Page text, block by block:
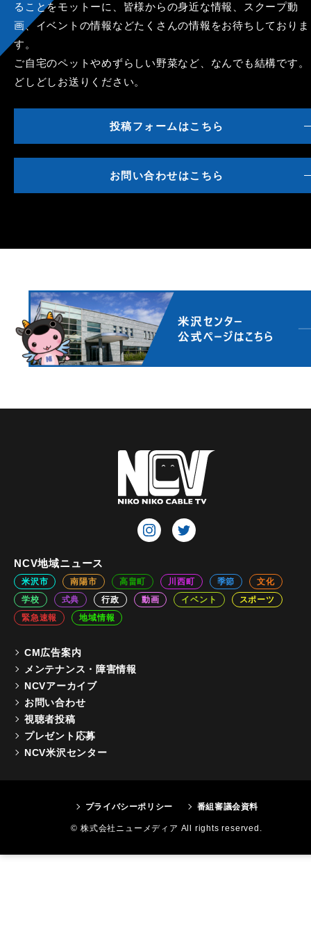
ることをモットーに、皆様からの身近な情報、スクープ動
画、イベントの情報などたくさんの情報をお待ちしておりま
す。
ご自宅のペットやめずらしい野菜など、なんでも結構です。
どしどしお送りください。
投稿フォームはこちら
お問い合わせはこちら
NCV地域ニュース
米沢市 南陽市 高畠町 川西町 季節
文化
学校
式典 行政 動画 イベント
スポーツ
緊急速報
地域情報
CM広告案内
メンテナンス・障害情報
NCVアーカイブ
お問い合わせ
視聴者投稿
プレゼント応募
NCV米沢センター
プライバシーポリシー 番組審議会資料
© 株式会社ニューメディア All rights reserved.